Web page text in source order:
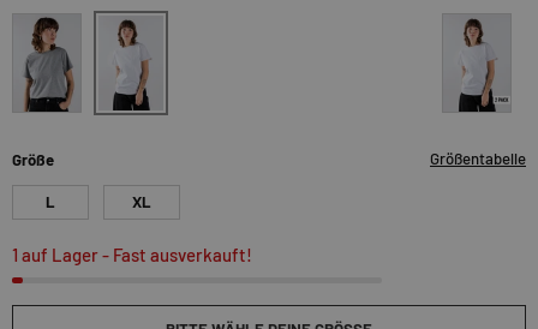
Größe Größentabelle
L XL
1 auf Lager- Fast ausverkauft!